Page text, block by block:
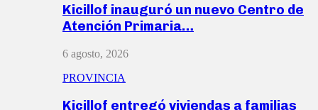
Kicillof inauguró un nuevo Centro de
Atención Primaria…
6 agosto, 2026
PROVINCIA
Kicillof entregó viviendas a familias